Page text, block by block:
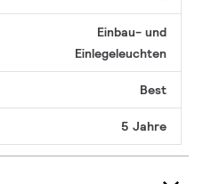
Einbau- und
Einlegeleuchten
Best
5 Jahre